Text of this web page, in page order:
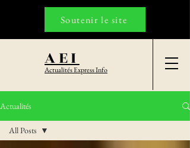
AEI
Actualités Express Info
Soutenir le site
Actualités
All Posts